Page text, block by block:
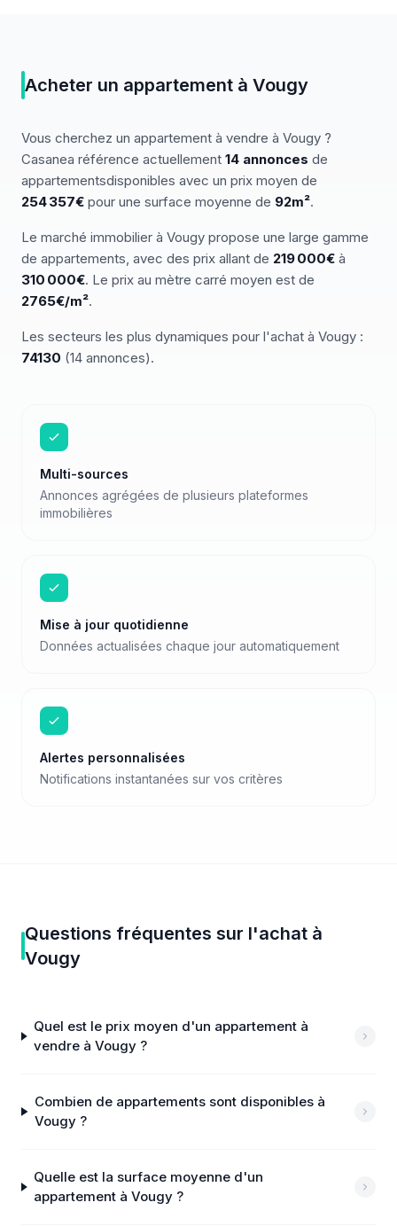
Acheter un appartement à Vougy
Vous cherchez un appartement à vendre à Vougy ?
Casanea référence actuellement 14 annonces de
appartementsdisponibles avec un prix moyen de
254 357€ pour une surface moyenne de 92m².
Le marché immobilier à Vougy propose une large gamme
de appartements, avec des prix allant de 219 000€ à
310 000€. Le prix au mètre carré moyen est de
2765€/m².
Les secteurs les plus dynamiques pour l'achat à Vougy :
74130 (14 annonces).
Multi-sources
Annonces agrégées de plusieurs plateformes
immobilières
Mise à jour quotidienne
Données actualisées chaque jour automatiquement
Alertes personnalisées
Notifications instantanées sur vos critères
Questions fréquentes sur l'achatà
Vougy
Quel est le prix moyen d'un appartement à
vendre à Vougy ?
Combien de appartements sont disponibles à
Vougy ?
Quelle est la surface moyenne d'un
appartement à Vougy ?